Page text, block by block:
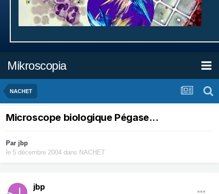
Mikroscopia
NACHET
Microscope biologique Pégase...
Par jbp
le 5 décembre 2004 dans NACHET
jbp